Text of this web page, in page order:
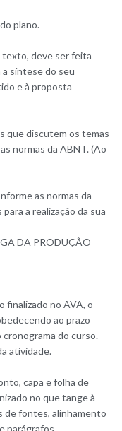
plano.
texto, deve ser feita
a síntese do seu
e à proposta
que discutem os temas
normas da ABNT. (Ao
as normas da
a realização da sua
DA PRODUÇÃO
finalizado no AVA, o
ao prazo
do curso.
atividade.
capa e folha de
no que tange à
de fontes, alinhamento
parágrafos,